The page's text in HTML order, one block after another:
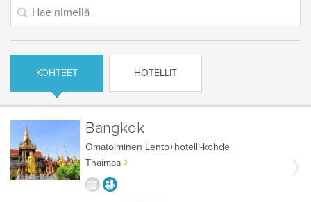
KOHTEET HOTELLIT
Bangkok
Omatoiminen Lento+hotelli-kohde
Thaimaa
KAUPUNGISTA KOKEMUKSIA